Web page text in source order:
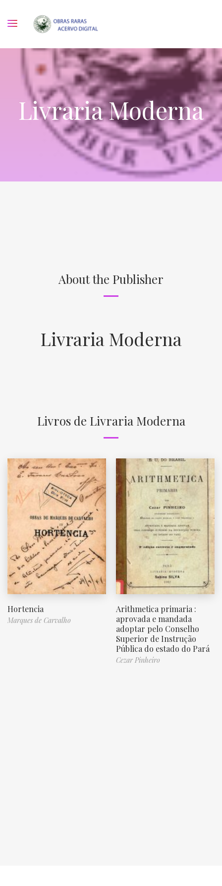
Livraria Moderna
About the Publisher
Livraria Moderna
Livros de Livraria Moderna
Hortencia
Marques de Carvalho
Arithmetica primaria :
aprovada e mandada
adoptar pelo Conselho
Superior de Instrução
Pública do estado do Pará
Cezar Pinheiro